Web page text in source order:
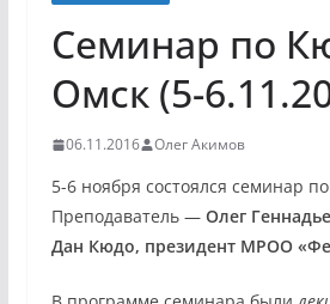
Семинар по
Омск (5-
06.11.2016 Олег Акимов
5-6 ноября состоялся семинар
Преподаватель — Олег
Дан Кюдо, президент МРОО